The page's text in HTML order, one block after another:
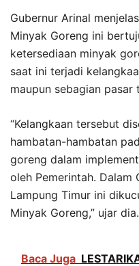
Gubernur Arinal
Minyak Goreng ini
ketersediaan minyak
saat ini terjadi
maupun sebagian pasar
“Kelangkaan tersebut
hambatan-hambatan
goreng dalam
oleh Pemerintah. Dalam
Lampung Timur ini
Minyak Goreng,” ujar dia.
Baca Juga